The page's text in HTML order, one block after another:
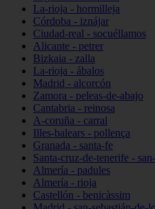
La-rioja - hormilleja
Córdoba - iznájar
Ciudad-real - socuéllamos
Alicante - petrer
Bizkaia - zalla
La-rioja - ábalos
Madrid - alcorcón
Zamora - peleas-de-abajo
Cantabria - reinosa
A-coruña - carral
Illes-balears - pollença
Granada - santa-fe
Santa-cruz-de-tenerife -
Almería - padules
Almería - rioja
Castellón - benicàssim